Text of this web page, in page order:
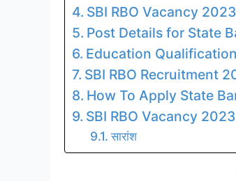
SBI RBO Vacancy
Post Details for State
Education
SBI RBO Recruitment
How To Apply State
SBI RBO Vacancy
सारांश